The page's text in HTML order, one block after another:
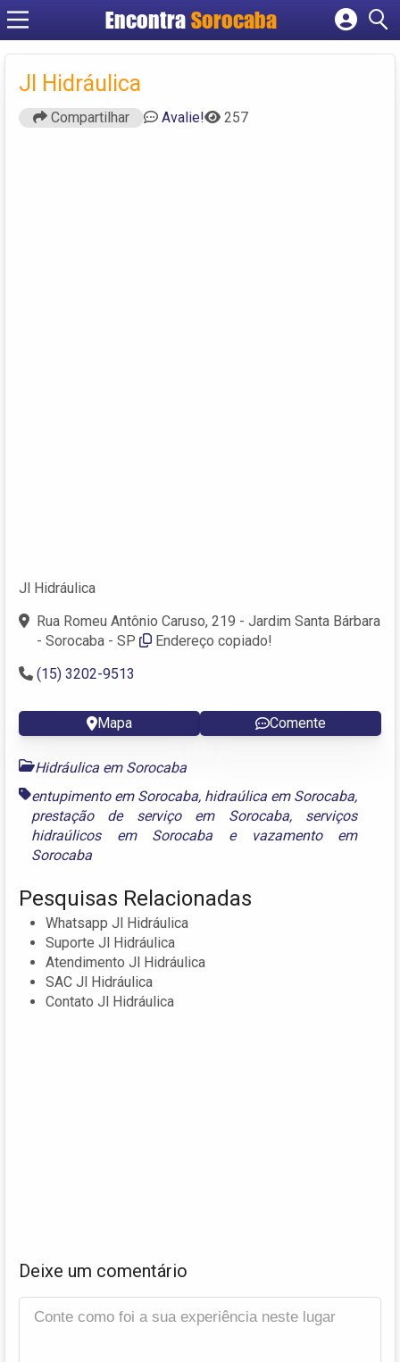
EncontraSorocaba
Cadastrar empresa
Jl Hidráulica
Compartilhar Avalie! 257
Jl Hidráulica
Rua Romeu Antônio Caruso, 219 - Jardim Santa Bárbara
- Sorocaba - SP
Endereço copiado!
(15) 3202-9513
Mapa Comente
Hidráulica em Sorocaba
entupimento em Sorocaba, hidraúlica em Sorocaba,
prestação de serviço em Sorocaba, serviços
hidraúlicos em Sorocaba e
vazamento em
Sorocaba
Pesquisas Relacionadas
Whatsapp Jl Hidráulica
Suporte Jl Hidráulica
Atendimento Jl Hidráulica
SAC Jl Hidráulica
Contato Jl Hidráulica
Deixe um comentário